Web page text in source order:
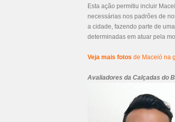
Esta ação permitiu incluir
necessárias nos padrões de
a cidade, fazendo parte de
determinadas em atuar pela
Veja mais fotos de Maceió na
Avaliadores da Calçadas do